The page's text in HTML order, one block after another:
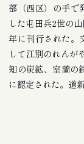
部（西区）の手で
した屯田兵2世の
年に刊行された。
して江別のれんが
知の炭鉱、室蘭の
に認定された。道